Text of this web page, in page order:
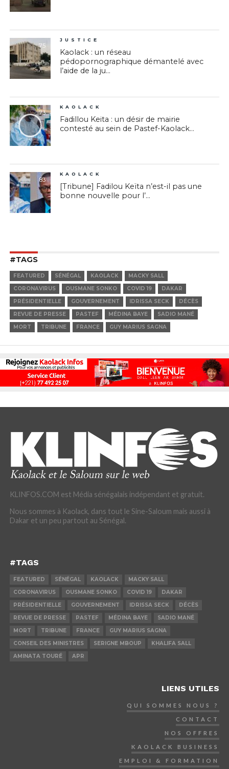
75
JUSTICE
Kaolack : un réseau
pédopornographique démantelé avec
l’aide de la ju...
73
KAOLACK
Fadillou Keita : un désir de mairie
contesté au sein de Pastef-Kaolack...
83
KAOLACK
[Tribune] Fadilou Keïta n’est-il pas une
bonne nouvelle pour l’...
#TAGS
FEATURED SÉNÉGAL KAOLACK
MACKY SALL
CORONAVIRUS
OUSMANE SONKO COVID 19
DAKAR
PRÉSIDENTIELLE
GOUVERNEMENT IDRISSA SECK
DÉCÈS
REVUE DE PRESSE
PASTEF MÉDINA BAYE
SADIO MANÉ
MORT
TRIBUNE FRANCE GUY MARIUS SAGNA
KLINFOS.COM est Média sénégalais indépendant et gratuit.
Nous sommes à Kaolack, dans tout le Sine-Saloum mais aussi à
Dakar et un peu partout au Sénégal.
#TAGS
FEATURED SÉNÉGAL KAOLACK
MACKY SALL
CORONAVIRUS
OUSMANE SONKO COVID 19
DAKAR
PRÉSIDENTIELLE
GOUVERNEMENT IDRISSA SECK
DÉCÈS
REVUE DE PRESSE
PASTEF MÉDINA BAYE
SADIO MANÉ
MORT
TRIBUNE FRANCE
GUY MARIUS SAGNA
CONSEIL DES MINISTRES
SERIGNE MBOUP
KHALIFA SALL
AMINATA TOURÉ
APR
LIENS UTILES
QUI SOMMES NOUS ?
CONTACT
NOS OFFRES
KAOLACK BUSINESS
EMPLOI & FORMATION